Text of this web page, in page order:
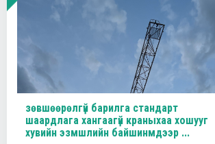
зөвшөөрөлгүй барилга стандарт
шаардлага хангаагүй краныхаа хошууг
хувийн эзмшлийн байшинмдээр ...